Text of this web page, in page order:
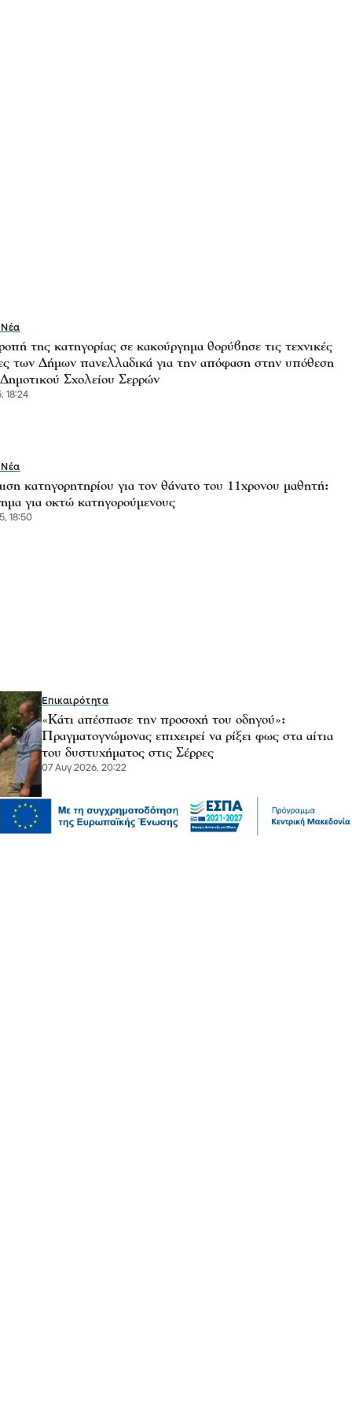
Νέα
της κατηγορίας σε κακούργημα θορύβησε τις τεχνικές
των Δήμων πανελλαδικά για την απόφαση στην υπόθεση
Σχολείου Σερρών
18:24
Νέα
κατηγορητηρίου για τον θάνατο του 11χρονου μαθητή:
για οκτώ κατηγορούμενους
18:50
Επικαιρότητα
«Κάτι απέσπασε την προσοχή του οδηγού»:
Πραγματογνώμονας επιχειρεί να ρίξει φως στα αίτια
του δυστυχήματος στις Σέρρες
07 Αυγ 2026, 20:22
Μόδα
10 συμβουλές για να διατηρείτε τα ρούχα σας σαν